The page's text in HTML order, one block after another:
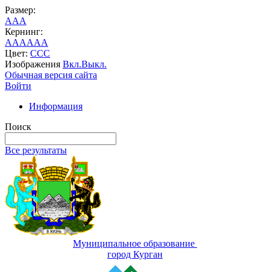
Размер:
AAA
Кернинг:
AAAAAA
Цвет: CCC
Изображения Вкл.Выкл.
Обычная версия сайта
Войти
Информация
Поиск
Все результаты
Муниципальное образование
город Курган